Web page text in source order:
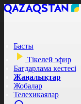
Басты
Тікелей эфир
Бағдарлама кестесі
Жаңалықтар
Жобалар
Телехикаялар